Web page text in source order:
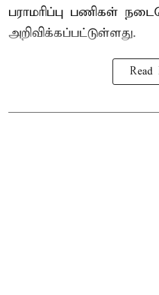
பராமரிப்பு பணிகள்
அறிவிக்கப்பட்டுள்ளது.
Read